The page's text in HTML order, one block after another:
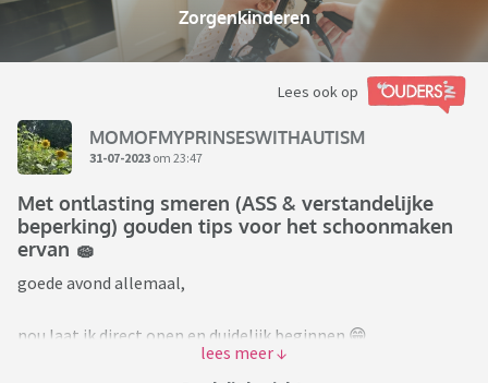
Zorgenkinderen
Lees ook op
MOMOFMYPRINSESWITHAUTISM
31-07-2023 om 23:47
Met ontlasting smeren (ASS & verstandelijke
beperking) gouden tips voor het schoonmaken
ervan 🧽
goede avond allemaal,
nou laat ik direct open en duidelijk beginnen 😁
Ter info: Mijn lieve engeltje dochter van 5 heeft zware